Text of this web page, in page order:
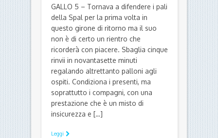
GALLO 5 – Tornava a difendere i pali
della Spal per la prima volta in
questo girone di ritorno ma il suo
non è di certo un rientro che
ricorderà con piacere. Sbaglia cinque
rinvii in novantasette minuti
regalando altrettanto palloni agli
ospiti. Condiziona i presenti, ma
soprattutto i compagni, con una
prestazione che è un misto di
insicurezza e […]
Leggi